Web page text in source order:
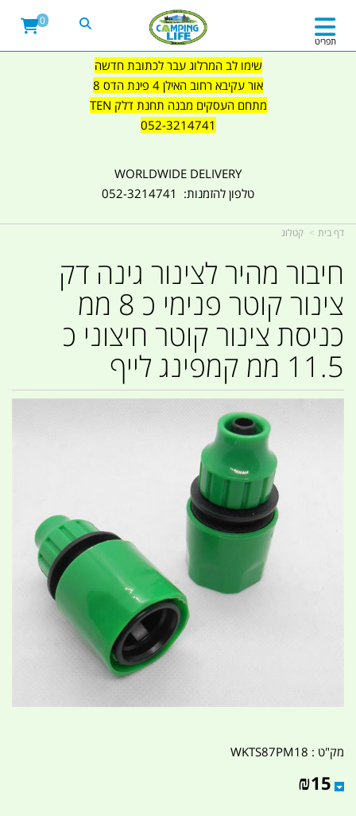
שימו לב המרלוג עבר לכתובת חדשה
אור עקיבא רחוב האילן 4 פינת הדס 8
מתחם העסקים מבנה תחנת דלק TEN
052-3214741
WORLDWIDE DELIVERY
טלפון להזמנות: 052-3214741
תפריט
0
דף בית קטלוג
חיבור מהיר לצינור גינה דק
צינור קוטר פנימי כ 8 ממ
כניסת צינור קוטר חיצוני כ
11.5 ממ קמפינג לייף
מק"ט : WKTS87PM18
₪15